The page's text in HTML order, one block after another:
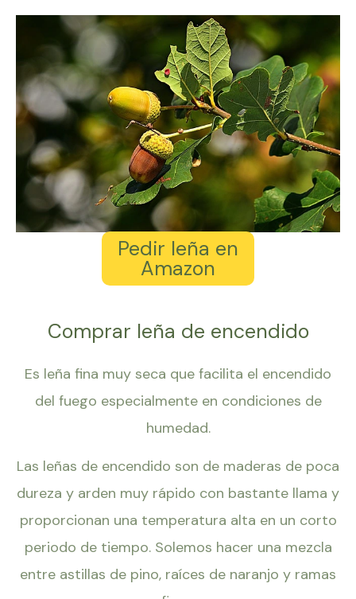
Pedir leña en
Amazon
Comprar leña de encendido
Es leña fina muy seca que facilita el encendido
del fuego especialmente en condiciones de
humedad.
Las leñas de encendido son de maderas de poca
dureza y arden muy rápido con bastante llama y
proporcionan una temperatura alta en un corto
periodo de tiempo. Solemos hacer una mezcla
entre astillas de pino, raíces de naranjo y ramas